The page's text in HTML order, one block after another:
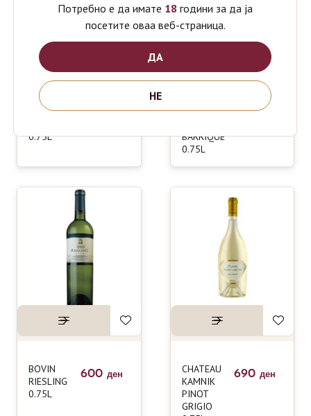
LAZAR
ERIGON
0.75L
KULA
BARRIQUE
0.75L
ден
BOVIN
RIESLING
0.75L
600 ден
CHATEAU
KAMNIK
PINOT
GRIGIO
690 ден
Потребно е да имате 18 години за да ја
посетите оваа веб-страница.
ДА
НЕ